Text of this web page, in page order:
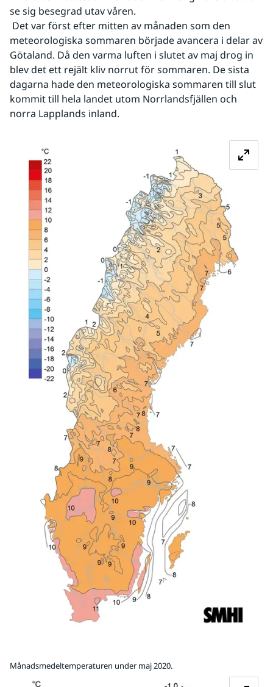
se sig besegrad utav våren.
meteorologiska sommaren började avancera i delar av
Götaland. Då den varma luften i slutet av maj drog in
blev det ett rejält kliv norrut för sommaren. De sista
dagarna hade den meteorologiska sommaren till slut
kommit till hela landet utom Norrlandsfjällen och
norra Lapplands inland.
Månadsmedeltemperaturen under maj 2020.